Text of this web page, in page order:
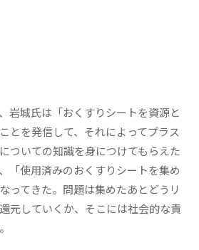
岩城氏は「おくすりシートを資源と
とを発信して、それによってプラス
ついての知識を身につけてもらえた
「使用済みのおくすりシートを集め
ってきた。問題は集めたあとどうリ
元していくか、そこには社会的な責